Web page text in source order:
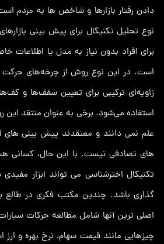
دادن رفتار بازارها و شاخص ها به مردم
نوع تحلیل تکنیکال برای پیش بینی
برای افراد بدون نیاز به مدل یا اطلاعات
است. در این نوع روش از چرخه‌های حرکت
زاویه‌ای ترکیبی برای تعیین سقف‌ها و
استفاده می‌شود. برخی به عنوان منتقد این
علم نمی دانند و معتقدند پیش بینی
های تصادفی نیست. با این حال، کسانی
تکنیکال اخترشناسی می تواند ابزار
گذاری باشد. چندین مکتب فکری در طالع
اصلی ترین آنها شامل مطالعه حرکات
چیزهایی مانند قیمت سهام، نرخ بهره و